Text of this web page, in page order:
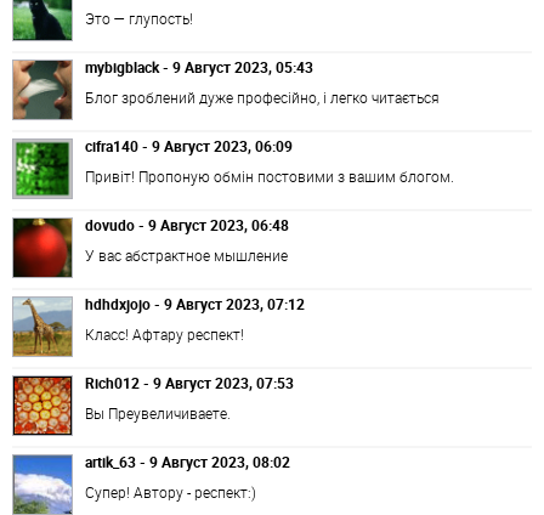
Это — глупость!
mybigblack - 9 Август 2023, 05:43
Блог зроблений дуже професійно, і легко читається
cifra140 - 9 Август 2023, 06:09
Привіт! Пропоную обмін постовими з вашим блогом.
dovudo - 9 Август 2023, 06:48
У вас абстрактное мышление
hdhdxjojo - 9 Август 2023, 07:12
Класс! Афтару респект!
Rich012 - 9 Август 2023, 07:53
Вы Преувеличиваете.
artik_63 - 9 Август 2023, 08:02
Супер! Автору - респект:)